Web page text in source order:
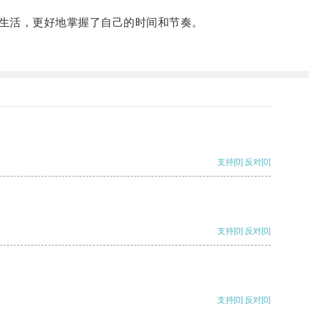
，更好地掌握了自己的时间和节奏。
支持[0] 反对[0]
支持[0] 反对[0]
支持[0] 反对[0]